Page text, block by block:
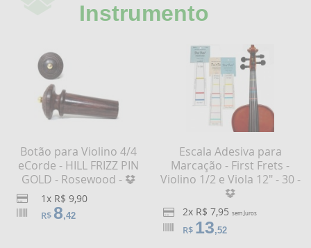
Instrumento
Botão para Violino 4/4
eCorde - HILL FRIZZ PIN
GOLD - Rosewood -
1x R$ 9,90
R$ 8,42
Escala Adesiva para
Marcação - First Frets -
Violino 1/2 e Viola 12" - 30 -
2x R$ 7,95 sem Juros
R$ 13,52